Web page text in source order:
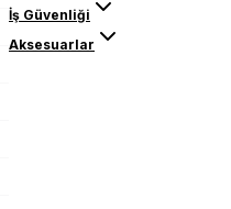
İş Güvenliği
Aksesuarlar